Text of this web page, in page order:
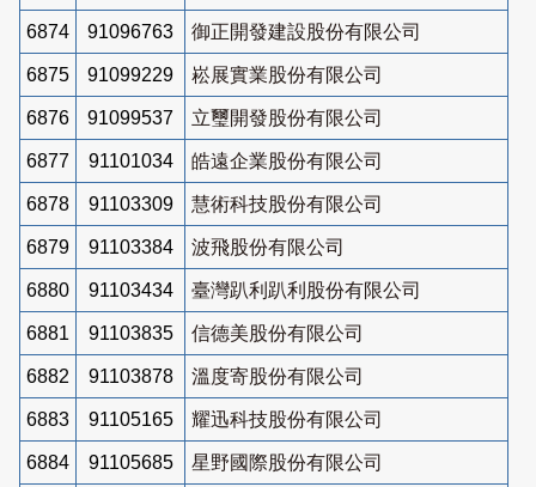
6874 91096763 御正開發建設股份有限公司
6875 91099229 崧展實業股份有限公司
6876 91099537 立璽開發股份有限公司
6877 91101034 皓遠企業股份有限公司
6878 91103309 慧術科技股份有限公司
6879 91103384 波飛股份有限公司
6880 91103434 臺灣趴利趴利股份有限公司
6881 91103835 信德美股份有限公司
6882 91103878 溫度寄股份有限公司
6883 91105165 耀迅科技股份有限公司
6884 91105685 星野國際股份有限公司